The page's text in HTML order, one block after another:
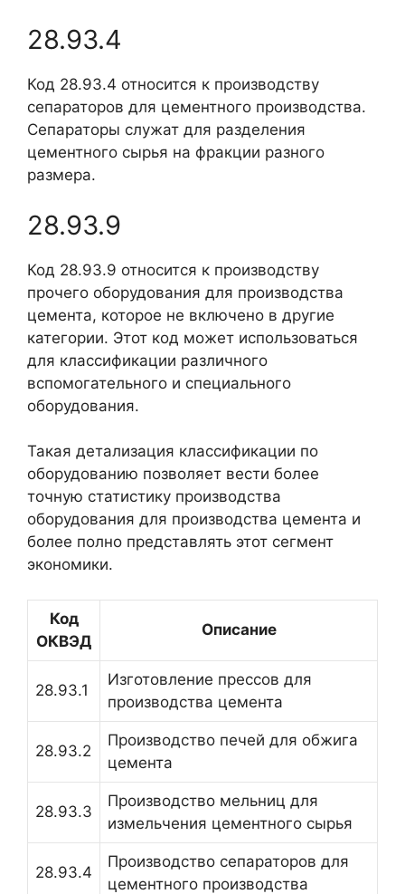
28.93.4
Код 28.93.4 относится к производству
сепараторов для цементного производства.
Сепараторы служат для разделения
цементного сырья на фракции разного
размера.
28.93.9
Код 28.93.9 относится к производству
прочего оборудования для производства
цемента, которое не включено в другие
категории. Этот код может использоваться
для классификации различного
вспомогательного и специального
оборудования.
Такая детализация классификации по
оборудованию позволяет вести более
точную статистику производства
оборудования для производства цемента и
более полно представлять этот сегмент
экономики.
Код
ОКВЭД
Описание
28.93.1
Изготовление прессов для
производства цемента
28.93.2
Производство печей для обжига
цемента
28.93.3
Производство мельниц для
измельчения цементного сырья
28.93.4
Производство сепараторов для
цементного производства